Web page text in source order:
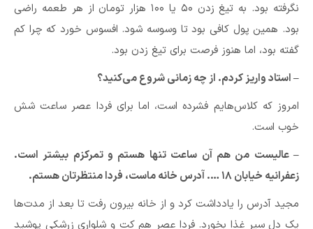
نگرفته بود. به تیغ زدن ۵۰ یا ۱۰۰ هزار تومان از هر طعمه راضی
بود. همین پول کافی بود تا وسوسه شود. افسوس خورد که چرا کم
گفته بود، اما هنوز فرصت برای تیغ زدن بود.
– استاد واریز کردم. از چه زمانی شروع می‌کنید؟
امروز که کلاس‌هایم فشرده است، اما برای فردا عصر ساعت شش
خوب است.
– عالیست من هم آن ساعت تنها هستم و تمرکزم بیشتر است.
زعفرانیه خیابان ۱۸ …. آدرس خانه ماست، فردا منتظرتان هستم.
مجید آدرس را یادداشت کرد و از خانه بیرون رفت تا بعد از مدت‌ها
یک دل سیر غذا بخورد. فردا عصر هم کت و شلواری زرشکی پوشید